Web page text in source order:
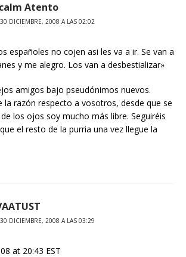
Atento
30 DICIEMBRE, 2008 A LAS 02:02
españoles no cojen asi les va a ir. Se van a
y me alegro. Los van a desbestializar»
amigos bajo pseudónimos nuevos.
la razón respecto a vosotros, desde que se
los ojos soy mucho más libre. Seguiréis
el resto de la purria una vez llegue la
DICIEMBRE, 2008 A LAS 03:29
at 20:43 EST